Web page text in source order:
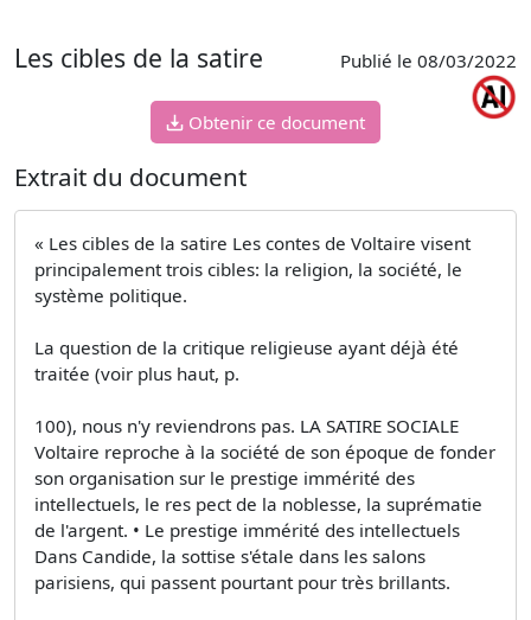
Les cibles de la satire Publié le 08/03/2022
Obtenir ce document
Extrait du document
« Les cibles de la satire Les contes de Voltaire visent
principalement trois cibles: la religion, la société, le
système politique.
La question de la critique religieuse ayant déjà été
traitée (voir plus haut, p.
100), nous n'y reviendrons pas. LA SATIRE SOCIALE
Voltaire reproche à la société de son époque de fonder
son organisation sur le prestige immérité des
intellectuels, le res­ pect de la noblesse, la suprématie
de l'argent. • Le prestige immérité des intellectuels
Dans Candide, la sottise s'étale dans les salons
parisiens, qui passent pourtant pour très brillants.